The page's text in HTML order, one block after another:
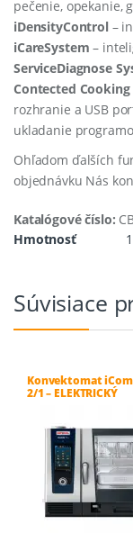
pečenie, opekanie,
iDensityControl–
iCareSystem –
ServiceDiagnose
Contected Cooking
rozhranie a USB
ukladanie
Ohľadom ďalších
objednávku Nás
Katalógové číslo:
Hmotnosť
Súvisiace
Konvektomat
2/1 – ELEKTRICKÝ